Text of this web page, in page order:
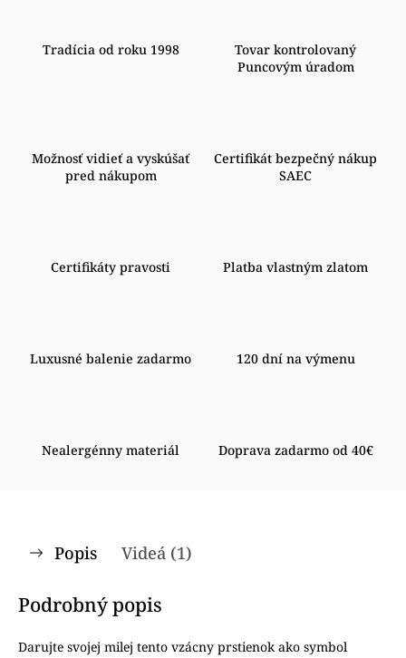
Tradícia od roku 1998
Tovar kontrolovaný
Puncovým úradom
Možnosť vidieť a vyskúšať
pred nákupom
Certifikát bezpečný nákup
SAEC
Certifikáty pravosti Platba vlastným zlatom
Luxusné balenie zadarmo 120 dní na výmenu
Nealergénny materiál Doprava zadarmo od 40€
Popis Videá (1)
Podrobný popis
Darujte svojej milej tento vzácny prstienok ako symbol